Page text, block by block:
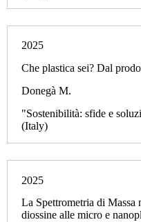
2025
Che plastica sei? Dal
Donegà M.
"Sostenibilità: sfide e
(Italy)
2025
La Spettrometria di Massa
diossine alle micro e